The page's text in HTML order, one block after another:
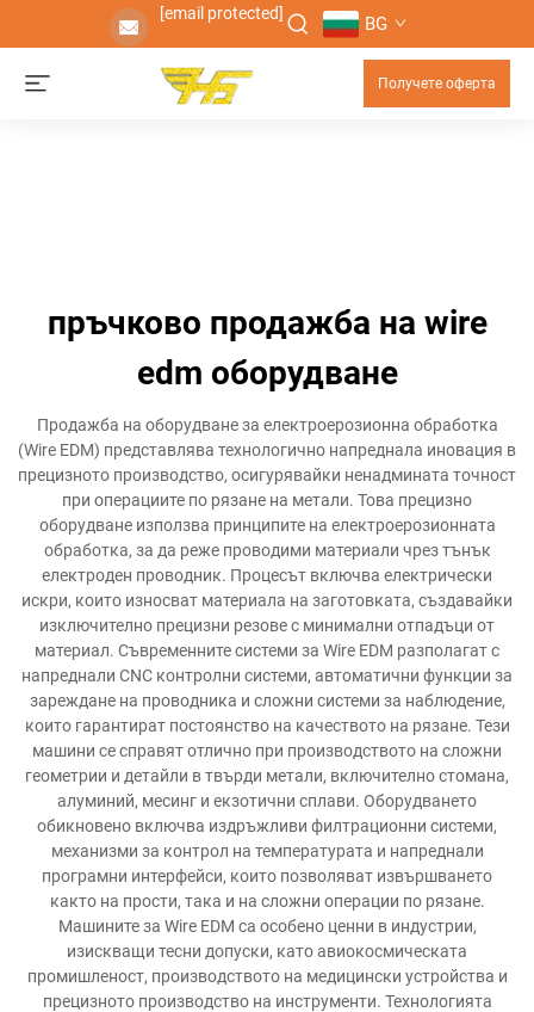
[email protected] BG
Получете оферта
пръчково продажба на wire
edm оборудване
Продажба на оборудване за електроерозионна обработка
(Wire EDM) представлява технологично напреднала иновация в
прецизното производство, осигурявайки ненадмината точност
при операциите по рязане на метали. Това прецизно
оборудване използва принципите на електроерозионната
обработка, за да реже проводими материали чрез тънък
електроден проводник. Процесът включва електрически
искри, които износват материала на заготовката, създавайки
изключително прецизни резове с минимални отпадъци от
материал. Съвременните системи за Wire EDM разполагат с
напреднали CNC контролни системи, автоматични функции за
зареждане на проводника и сложни системи за наблюдение,
които гарантират постоянство на качеството на рязане. Тези
машини се справят отлично при производството на сложни
геометрии и детайли в твърди метали, включително стомана,
алуминий, месинг и екзотични сплави. Оборудването
обикновено включва издръжливи филтрационни системи,
механизми за контрол на температурата и напреднали
програмни интерфейси, които позволяват извършването
както на прости, така и на сложни операции по рязане.
Машините за Wire EDM са особено ценни в индустрии,
изискващи тесни допуски, като авиокосмическата
промишленост, производството на медицински устройства и
прецизното производство на инструменти. Технологията